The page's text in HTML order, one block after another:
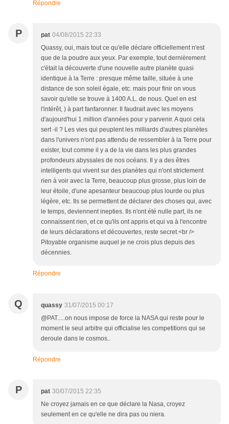
Répondre
P pat 04/08/2015 22:33
Quassy, oui, mais tout ce qu'elle déclare officiellement n'est
que de la poudre aux yeux. Par exemple, tout dernièrement
c'était la découverte d'une nouvelle autre planète quasi
identique à la Terre : presque même taille, située à une
distance de son soleil égale, etc. mais pour finir on vous
savoir qu'elle se trouve à 1400 A.L. de nous. Quel en est
l'intérêt, ) à part fanfaronner. Il faudrait avec les moyens
d'aujourd'hui 1 million d'années pour y parvenir. A quoi cela
sert -il ? Les vies qui peuplent les milliards d'autres planètes
dans l'univers n'ont pas attendu de ressembler à la Terre pour
exister, tout comme il y a de la vie dans les plus grandes
profondeurs abyssales de nos océans. Il y a des êtres
intelligents qui vivent sur des planètes qui n'ont strictement
rien à voir avec la Terre, beaucoup plus grosse, plus loin de
leur étoile, d'une apesanteur beaucoup plus lourde ou plus
légère, etc. Ils se permettent de déclarer des choses qui, avec
le temps, deviennent inepties. Ils n'ont été nulle part, ils ne
connaissent rien, et ce qu'ils ont appris et qui va à l'encontre
de leurs déclarations et découvertes, reste secret.<br />
Pitoyable organisme auquel je ne crois plus depuis des
décennies.
Répondre
Q quassy 31/07/2015 00:17
@PAT.....on nous impose de force la NASA qui reste pour le
moment le seul arbitre qui officialise les competitions qui se
deroule dans le cosmos..
Répondre
P pat 30/07/2015 22:35
Ne croyez jamais en ce que déclare la Nasa, croyez
seulement en ce qu'elle ne dira pas ou niera.